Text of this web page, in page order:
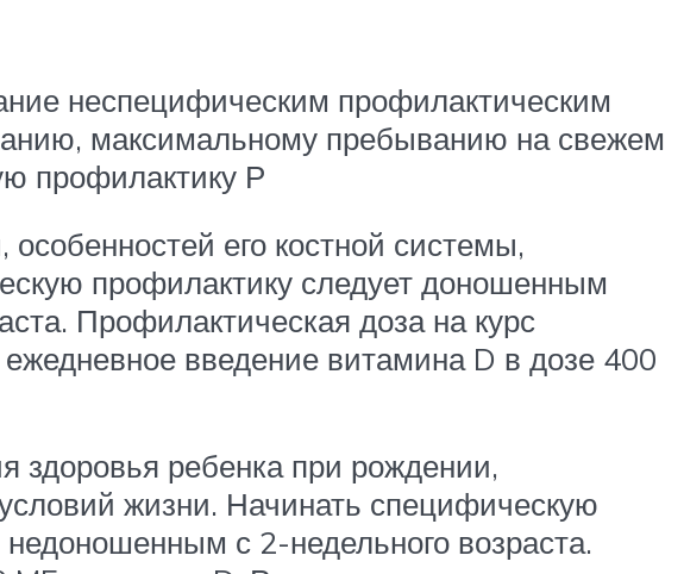
неспецифическим профилактическим
максимальному пребыванию на свежем
профилактику Р
его костной системы,
профилактику следует доношенным
Профилактическая доза на курс
введение витамина D в дозе 400
здоровья ребенка при рождении,
жизни. Начинать специфическую
с 2-недельного возраста.